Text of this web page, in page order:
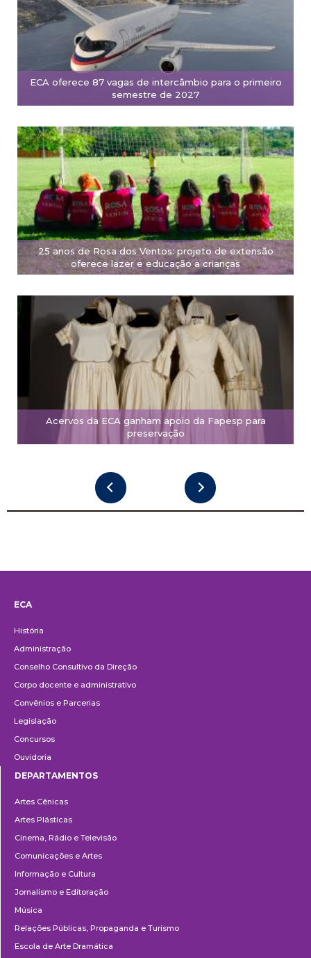
ECA oferece 87 vagas de intercâmbio para o primeiro
semestre de 2027
25 anos de Rosa dos Ventos: projeto de extensão
oferece lazer e educação a crianças
Acervos da ECA ganham apoio da Fapesp para
preservação
ECA
História
Administração
Conselho Consultivo da Direção
Corpo docente e administrativo
Convênios e Parcerias
Legislação
Concursos
Ouvidoria
DEPARTAMENTOS
Artes Cênicas
Artes Plásticas
Cinema, Rádio e Televisão
Comunicações e Artes
Informação e Cultura
Jornalismo e Editoração
Música
Relações Públicas, Propaganda e Turismo
Escola de Arte Dramática